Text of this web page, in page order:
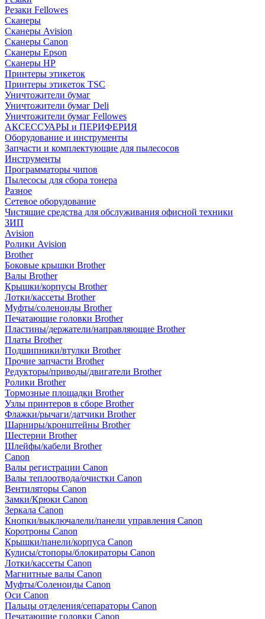
Резаки Fellowes
Сканеры
Сканеры Avision
Сканеры Canon
Сканеры Epson
Сканеры HP
Принтеры этикеток
Принтеры этикеток TSC
Уничтожители бумаг
Уничтожители бумаг Deli
Уничтожители бумаг Fellowes
АКСЕССУАРЫ и ПЕРИФЕРИЯ
Оборудование и инструменты
Запчасти и комплектующие для пылесосов
Инструменты
Программаторы чипов
Пылесосы для сбора тонера
Разное
Сетевое оборудование
Чистящие средства для обслуживания офисной техники
ЗИП
Avision
Ролики Avision
Brother
Боковые крышки Brother
Валы Brother
Крышки/корпусы Brother
Лотки/кассеты Brother
Муфты/соленоиды Brother
Печатающие головки Brother
Пластины/держатели/направляющие Brother
Платы Brother
Подшипники/втулки Brother
Прочие запчасти Brother
Редукторы/приводы/двигатели Brother
Ролики Brother
Тормозные площадки Brother
Узлы принтеров в сборе Brother
Флажки/рычаги/датчики Brother
Шарниры/кронштейны Brother
Шестерни Brother
Шлейфы/кабели Brother
Canon
Валы регистрации Canon
Валы теплоотвода/очистки Canon
Вентиляторы Canon
Замки/Крюки Canon
Зеркала Canon
Кнопки/выключалели/панели управления Canon
Коротроны Canon
Крышки/панели/корпуса Canon
Кулисы/стопоры/блокираторы Canon
Лотки/кассеты Canon
Магнитные валы Canon
Муфты/Соленоиды Canon
Оси Canon
Пальцы отделения/сепараторы Canon
Печатающие головки Canon